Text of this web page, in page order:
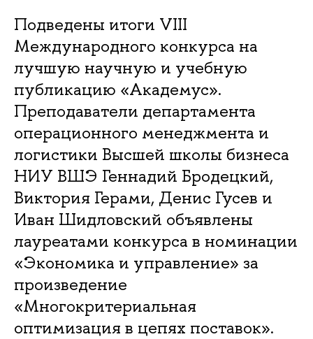
Подведены итоги VIII
Международного конкурса на
лучшую научную и учебную
публикацию «Академус».
Преподаватели департамента
операционного менеджмента и
логистики Высшей школы бизнеса
НИУ ВШЭ Геннадий Бродецкий,
Виктория Герами, Денис Гусев и
Иван Шидловский объявлены
лауреатами конкурса в номинации
«Экономика и управление» за
произведение
«Многокритериальная
оптимизация в цепях поставок».